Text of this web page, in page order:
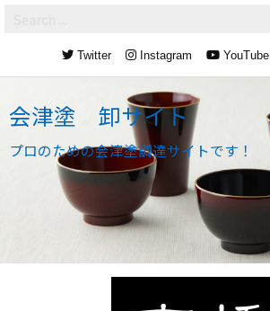
会津塗 卸サイト
プロのための会津塗調達サイトです！
Twitter Instagram YouTube